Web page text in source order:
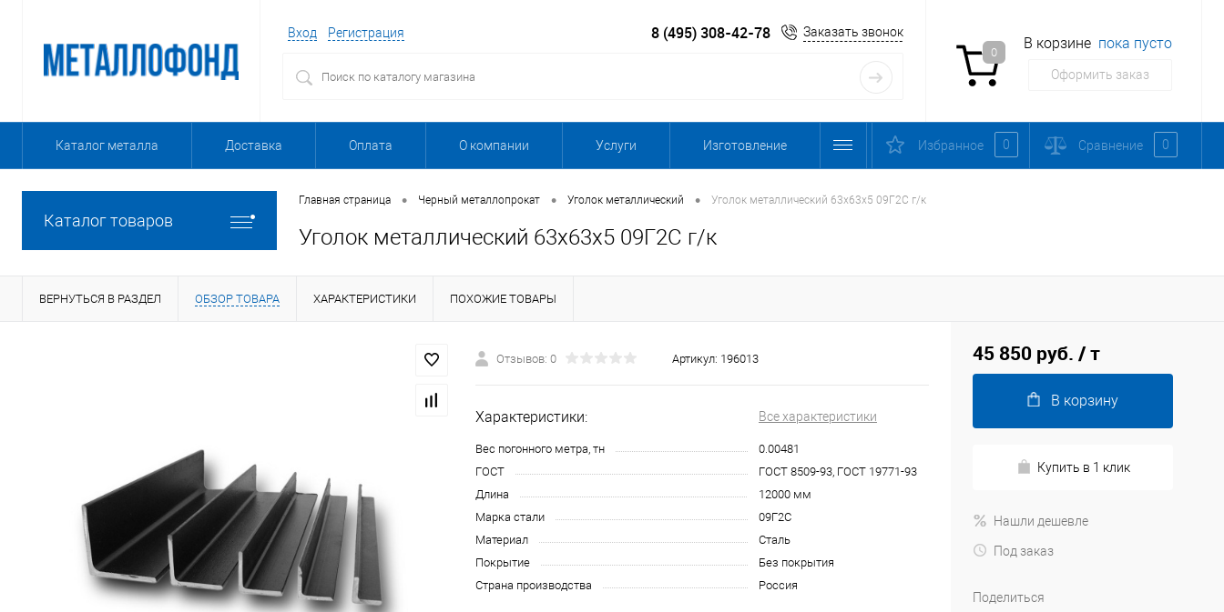
Вход Регистрация 8 (495) 308-42-78 Заказать звонок
0
В корзине пока пусто
Оформить заказ
Каталог металла Доставка Оплата О компании Услуги Изготовление Избранное 0 Сравнение 0
Каталог товаров
Главная страница • Черный металлопрокат • Уголок металлический • Уголок металлический 63х63х5 09Г2С г/к
Уголок металлический 63х63х5 09Г2С г/к
ВЕРНУТЬСЯ В РАЗДЕЛ ОБЗОР ТОВАРА ХАРАКТЕРИСТИКИ ПОХОЖИЕ ТОВАРЫ
Отзывов: 0 Артикул: 196013
Характеристики: Все характеристики
Вес погонного метра, тн
0.00481
ГОСТ
ГОСТ 8509-93, ГОСТ 19771-93
Длина
12000 мм
Марка стали
09Г2С
Материал
Сталь
Покрытие
Без покрытия
Страна производства
Россия
45 850 руб. / т
В корзину
Купить в 1 клик
Нашли дешевле
Под заказ
Поделиться